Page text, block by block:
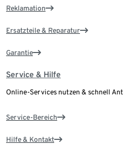
Reklamation
Ersatzteile & Reparatur
Garantie
Service & Hilfe
Online-Services nutzen & schnell
Service-Bereich
Hilfe & Kontakt